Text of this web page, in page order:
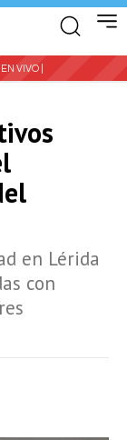
VIVO |
en Lérida
con